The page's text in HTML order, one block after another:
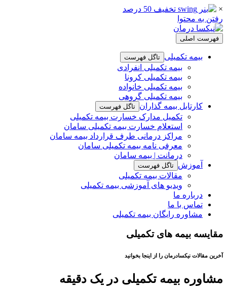
×
رفتن به محتوا
فهرست اصلی
بیمه تکمیلی تاگل فهرست
بیمه تکمیلی انفرادی
بیمه تکمیلی کرونا
بیمه تکمیلی خانواده
بیمه تکمیلی گروهی
کارتابل بیمه گذاران تاگل فهرست
تکمیل مدارک خسارت بیمه تکمیلی
استعلام خسارت بیمه تکمیلی سامان
مراکز درمانی طرف قرارداد بیمه سامان
معرفی نامه بیمه تکمیلی سامان
درمانت | بیمه سامان
آموزش تاگل فهرست
مقالات بیمه تکمیلی
ویدیو های آموزشی بیمه تکمیلی
درباره ما
تماس با ما
مشاوره رایگان بیمه تکمیلی
مقایسه بیمه های تکمیلی
آخرین مقالات نیکسادرمان را از اینجا بخوانید
مشاوره بیمه تکمیلی در یک دقیقه